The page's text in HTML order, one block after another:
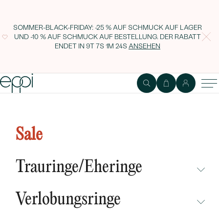
SOMMER-BLACK-FRIDAY: -25 % AUF SCHMUCK AUF LAGER
UND -10 % AUF SCHMUCK AUF BESTELLUNG. DER RABATT
ENDET IN 9T 7S 1M 23S ANSEHEN
Sale
Trauringe/Eheringe
NEUHEITEN
Verlobungsringe
Silber Lass